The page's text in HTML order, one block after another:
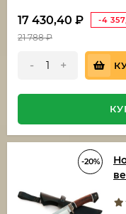
17 430,40 ₽ -4
21 788₽
- +
-20%